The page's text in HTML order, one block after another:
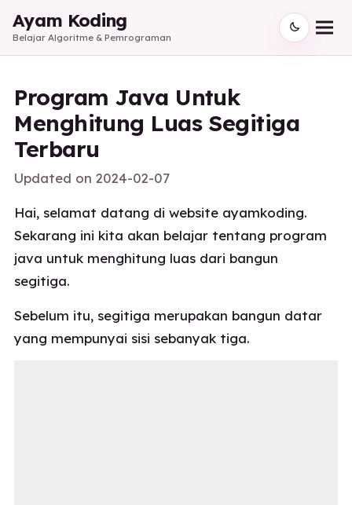
Ayam Koding
Belajar Algoritme & Pemrograman
Program Java Untuk
Menghitung Luas Segitiga
Terbaru
Updated on2024-02-07
Hai, selamat datang di website ayamkoding.
Sekarang ini kita akan belajar tentang program
java untuk menghitung luas dari bangun
segitiga.
Sebelum itu, segitiga merupakan bangun datar
yang mempunyai sisi sebanyak tiga.